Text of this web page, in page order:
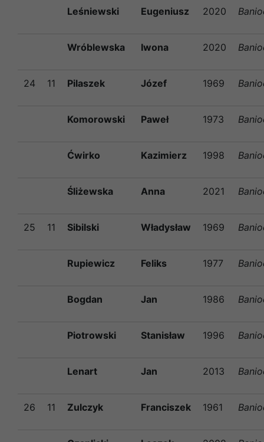
Leśniewski Eugeniusz 2020
Wróblewska Iwona 2020
24 11 Pilaszek Józef 1969
Komorowski Paweł 1973
Ćwirko Kazimierz 1998
Śliżewska Anna 2021
25 11 Sibilski Władysław 1969
Rupiewicz Feliks 1977
Bogdan Jan 1986
Piotrowski Stanisław 1996
Lenart Jan 2013
26 11 Zulczyk Franciszek 1961